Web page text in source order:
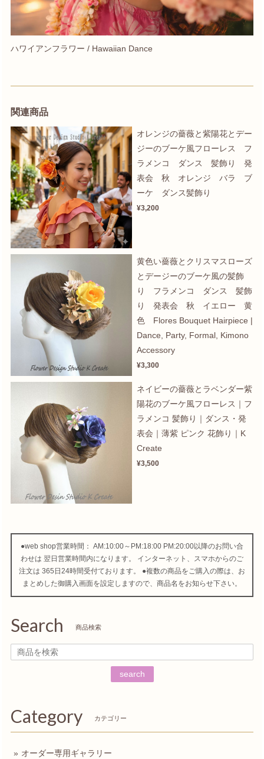
ハワイアンフラワー / Hawaiian Dance
関連商品
オレンジの薔薇と紫陽花とデー
ジーのブーケ風フローレス フ
ラメンコ ダンス 髪飾り 発
表会 秋 オレンジ バラ ブ
ーケ ダンス髪飾り
¥3,200
黄色い薔薇とクリスマスローズ
とデージーのブーケ風の髪飾
り フラメンコ ダンス 髪飾
り 発表会 秋 イエロー 黄
色 Flores Bouquet Hairpiece |
Dance, Party, Formal, Kimono
Accessory
¥3,300
ネイビーの薔薇とラベンダー紫
陽花のブーケ風フローレス｜フ
ラメンコ 髪飾り｜ダンス・発
表会｜薄紫 ピンク 花飾り｜K
Create
¥3,500
●web shop営業時間： AM:10:00～PM:18:00 PM:20:00以降のお問い合
わせは 翌日営業時間内になります。 インターネット、スマホからのご
注文は 365日24時間受付ております。 ●複数の商品をご購入の際は、お
まとめした御購入画面を設定しますので、商品名をお知らせ下さい。
Search 商品検索
search
Category カテゴリー
オーダー専用ギャラリー